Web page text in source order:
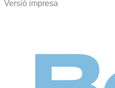
Versió impresa